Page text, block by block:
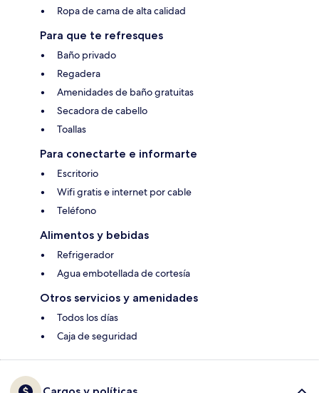
Ropa de cama de alta calidad
Para que te refresques
Baño privado
Regadera
Amenidades de baño gratuitas
Secadora de cabello
Toallas
Para conectarte e informarte
Escritorio
Wifi gratis e internet por cable
Teléfono
Alimentos y bebidas
Refrigerador
Agua embotellada de cortesía
Otros servicios y amenidades
Todos los días
Caja de seguridad